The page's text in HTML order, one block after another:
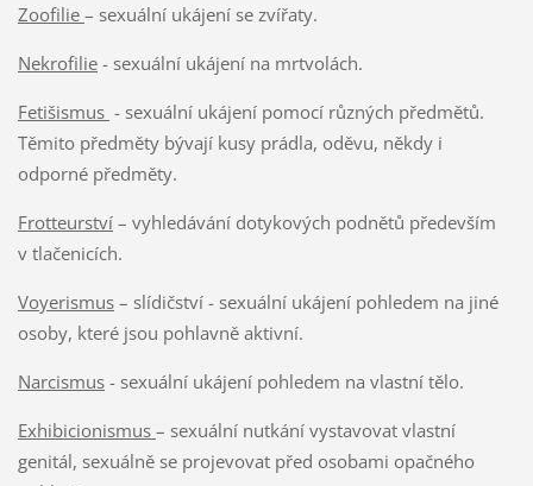
Zoofilie – sexuální ukájení se zvířaty.
Nekrofilie- sexuální ukájení na mrtvolách.
Fetišismus - sexuální ukájení pomocí různých předmětů.
Těmito předměty bývají kusy prádla, oděvu, někdy i
odporné předměty.
Frotteurství– vyhledávání dotykových podnětů především
v tlačenicích.
Voyerismus– slídičství - sexuální ukájení pohledem na jiné
osoby, které jsou pohlavně aktivní.
Narcismus- sexuální ukájení pohledem na vlastní tělo.
Exhibicionismus – sexuální nutkání vystavovat vlastní
genitál, sexuálně se projevovat před osobami opačného